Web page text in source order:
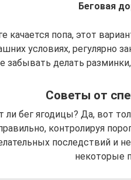
Беговая
качается попа, этот
условиях, регулярно
забывать делать
Советы от
ли бег ягодицы? Да, вот
контролируя
последствий и
некоторые